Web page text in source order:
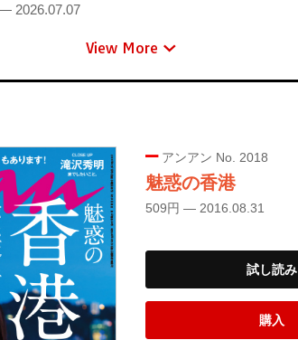
2026.07.07
View More
アンアン No. 2018
魅惑の香港
509円 — 2016.08.31
試し読み
購入